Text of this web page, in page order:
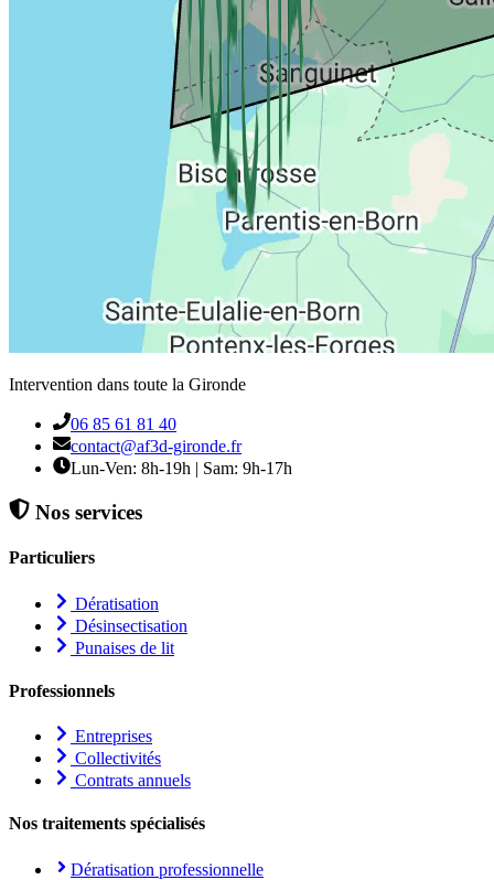
Intervention dans toute la Gironde
06 85 61 81 40
contact@af3d-gironde.fr
Lun-Ven: 8h-19h | Sam: 9h-17h
Nos services
Particuliers
Dératisation
Désinsectisation
Punaises de lit
Professionnels
Entreprises
Collectivités
Contrats annuels
Nos traitements spécialisés
Dératisation professionnelle